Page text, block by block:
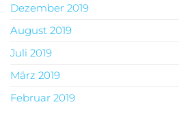
Dezember 2019
August 2019
Juli 2019
März 2019
Februar 2019